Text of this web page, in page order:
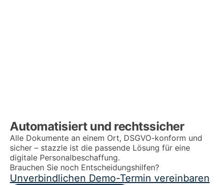
Automatisiert und rechtssicher
Alle Dokumente an einem Ort, DSGVO-konform und
sicher – stazzle ist die passende Lösung für eine
digitale Personalbeschaffung.
Brauchen Sie noch Entscheidungshilfen?
Unverbindlichen Demo-Termin vereinbaren